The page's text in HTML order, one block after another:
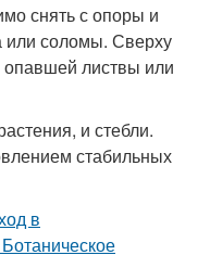
снять с опоры и
или соломы. Сверху
листвы или
и стебли.
стабильных